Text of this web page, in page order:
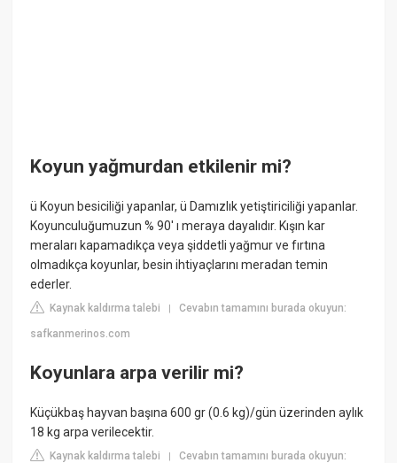
Koyun yağmurdan etkilenir mi?
ü Koyun besiciliği yapanlar, ü Damızlık yetiştiriciliği yapanlar.
Koyunculuğumuzun % 90' ı meraya dayalıdır. Kışın kar
meraları kapamadıkça veya şiddetli yağmur ve fırtına
olmadıkça koyunlar, besin ihtiyaçlarını meradan temin
ederler.
Kaynak kaldırma talebi |Cevabın tamamını burada okuyun:
safkanmerinos.com
Koyunlara arpa verilir mi?
Küçükbaş hayvan başına 600 gr (0.6 kg)/gün üzerinden aylık
18 kg arpa verilecektir.
Kaynak kaldırma talebi |Cevabın tamamını burada okuyun: